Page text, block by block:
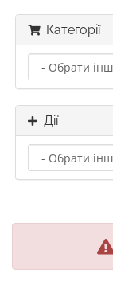
Категорії
Дії